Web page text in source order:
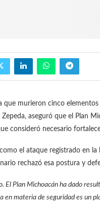
que murieron cinco
aseguró que el Plan
consideró necesario
el ataque registrado en
rechazó esa postura y
El Plan Michoacán ha dado
en materia de seguridad es un